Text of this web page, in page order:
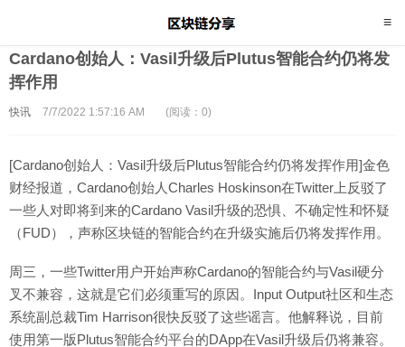
Cardano创始人：Vasil升级后Plutus智能合约仍将发
挥作用
快讯 7/7/2022 1:57:16 AM (阅读：0)
[Cardano创始人：Vasil升级后Plutus智能合约仍将发挥作用]金色
财经报道，Cardano创始人Charles Hoskinson在Twitter上反驳了
一些人对即将到来的Cardano Vasil升级的恐惧、不确定性和怀疑
（FUD），声称区块链的智能合约在升级实施后仍将发挥作用。
周三，一些Twitter用户开始声称Cardano的智能合约与Vasil硬分
叉不兼容，这就是它们必须重写的原因。Input Output社区和生态
系统副总裁Tim Harrison很快反驳了这些谣言。他解释说，目前
使用第一版Plutus智能合约平台的DApp在Vasil升级后仍将兼容。